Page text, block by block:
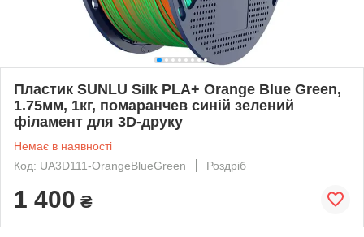
Пластик SUNLU Silk PLA+ Orange Blue Green,
1.75мм, 1кг, помаранчев синій зелений
філамент для 3D-друку
Немає в наявності
Код: UA3D111-OrangeBlueGreen
Роздріб
1 400 ₴